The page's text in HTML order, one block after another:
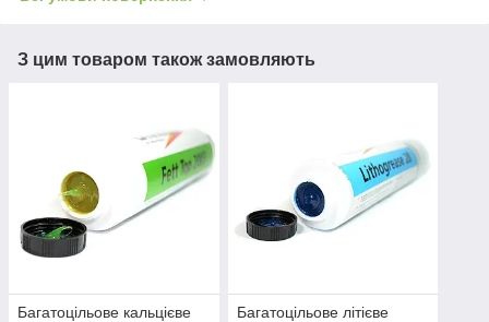
З цим товаром також замовляють
Багатоцільове кальцієве
Багатоцільове літієве